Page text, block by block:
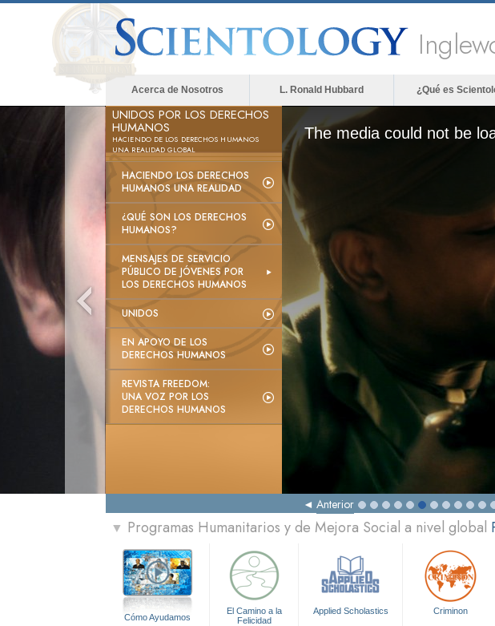
Acerca de Nosotros L. Ronald Hubbard ¿Qué es
UNIDOS POR LOS DERECHOS
HUMANOS
HACIENDO DE LOS DERECHOS HUMANOS
UNA REALIDAD GLOBAL
HACIENDO LOS DERECHOS
HUMANOS UNA REALIDAD
¿QUÉ SON LOS DERECHOS
HUMANOS?
MENSAJES DE SERVICIO
PÚBLICO DE JÓVENES POR
LOS DERECHOS HUMANOS
UNIDOS
EN APOYO DE LOS
DERECHOS HUMANOS
REVISTA FREEDOM:
UNA VOZ POR LOS
DERECHOS HUMANOS
The media could not be
Anterior
▼ Programas Humanitarios y de Mejora Social a nivel global
Cómo Ayudamos
El Camino a la
Felicidad
Applied Scholastics Criminon